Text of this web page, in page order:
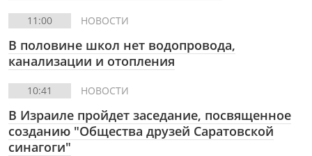
11:00 НОВОСТИ
В половине школ нет водопровода,
канализации и отопления
10:41 НОВОСТИ
В Израиле пройдет заседание, посвященное
созданию "Общества друзей Саратовской
синагоги"